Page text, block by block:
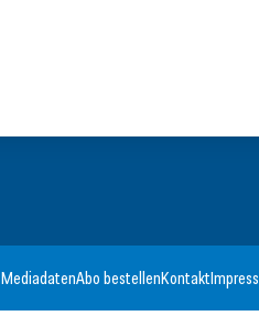
MediadatenAbo bestellenKontakt